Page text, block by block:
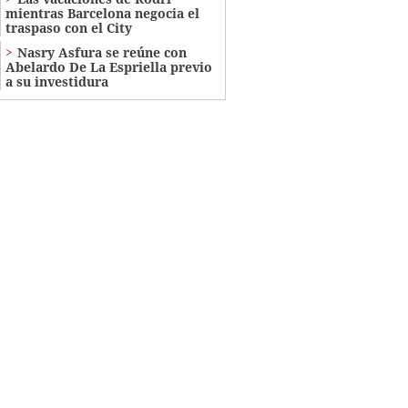
mientras Barcelona negocia el
traspaso con el City
Nasry Asfura se reúne con
Abelardo De La Espriella previo
a su investidura